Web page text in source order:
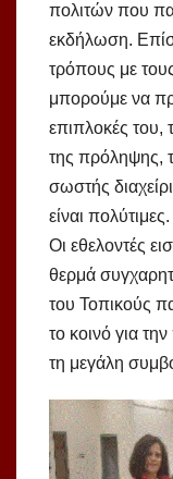
πολιτών που
εκδήλωση.
τρόπους με
μπορούμε να
επιπλοκές του,
της πρόληψης,
σωστής
είναι πολύτιμες.
Οι εθελοντές
θερμά
του Τοπικούς
το κοινό για
τη μεγάλη